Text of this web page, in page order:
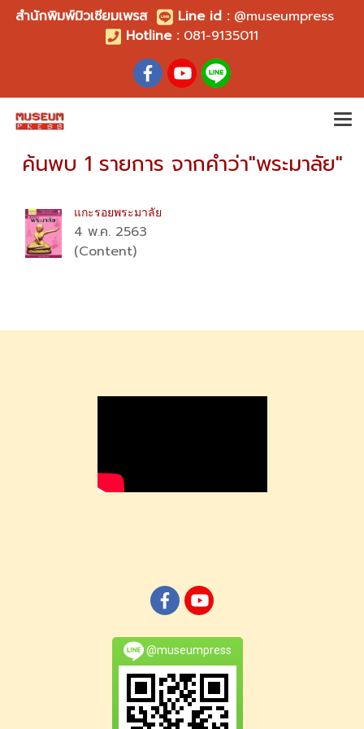
สำนักพิมพ์มิวเซียมเพรส Line id : @museumpress
Hotline :081-9135011
ค้นพบ 1 รายการ จากคำว่า"พระมาลัย"
แกะรอยพระมาลัย
4 พ.ค. 2563
(Content)
@museumpress